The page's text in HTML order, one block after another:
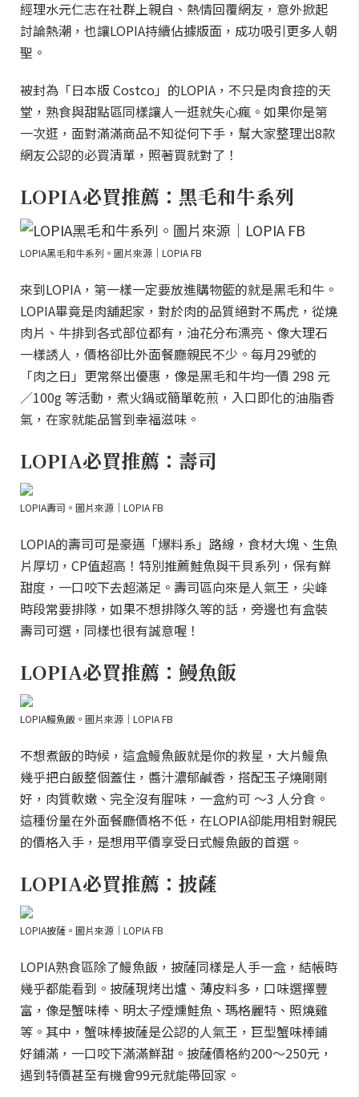
經理水元仁志在社群上親自、熱情回覆網友，意外掀起
討論熱潮，也讓LOPIA持續佔據版面，成功吸引更多人朝
聖。
被封為「日本版 Costco」的LOPIA，不只是肉食控的天
堂，熟食與甜點區同樣讓人一逛就失心瘋。如果你是第
一次逛，面對滿滿商品不知從何下手，幫大家整理出8款
網友公認的必買清單，照著買就對了！
LOPIA必買推薦：黑毛和牛系列
LOPIA黑毛和牛系列。圖片來源｜LOPIA FB
來到LOPIA，第一樣一定要放進購物籃的就是黑毛和牛。
LOPIA畢竟是肉舖起家，對於肉的品質絕對不馬虎，從燒
肉片、牛排到各式部位都有，油花分布漂亮、像大理石
一樣誘人，價格卻比外面餐廳親民不少。每月29號的
「肉之日」更常祭出優惠，像是黑毛和牛均一價 298 元
／100g 等活動，煮火鍋或簡單乾煎，入口即化的油脂香
氣，在家就能品嘗到幸福滋味。
LOPIA必買推薦：壽司
LOPIA壽司。圖片來源｜LOPIA FB
LOPIA的壽司可是豪邁「爆料系」路線，食材大塊、生魚
片厚切，CP值超高！特別推薦鮭魚與干貝系列，保有鮮
甜度，一口咬下去超滿足。壽司區向來是人氣王，尖峰
時段常要排隊，如果不想排隊久等的話，旁邊也有盒裝
壽司可選，同樣也很有誠意喔！
LOPIA必買推薦：鰻魚飯
LOPIA鰻魚飯。圖片來源｜LOPIA FB
不想煮飯的時候，這盒鰻魚飯就是你的救星，大片鰻魚
幾乎把白飯整個蓋住，醬汁濃郁鹹香，搭配玉子燒剛剛
好，肉質軟嫩、完全沒有腥味，一盒約可 ～3 人分食。
這種份量在外面餐廳價格不低，在LOPIA卻能用相對親民
的價格入手，是想用平價享受日式鰻魚飯的首選。
LOPIA必買推薦：披薩
LOPIA披薩。圖片來源｜LOPIA FB
LOPIA熟食區除了鰻魚飯，披薩同樣是人手一盒，結帳時
幾乎都能看到。披薩現烤出爐、薄皮料多，口味選擇豐
富，像是蟹味棒、明太子煙燻鮭魚、瑪格麗特、照燒雞
等。其中，蟹味棒披薩是公認的人氣王，巨型蟹味棒鋪
好鋪滿，一口咬下滿滿鮮甜。披薩價格約200～250元，
遇到特價甚至有機會99元就能帶回家。